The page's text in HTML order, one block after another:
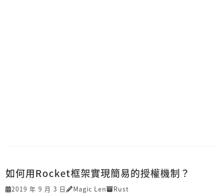
如何用Rocket框架實現簡易的授權機制？
2019 年 9 月 3 日 Magic Len Rust